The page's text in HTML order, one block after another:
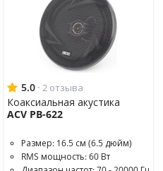
5.0 · 2 отзыва
Коаксиальная акустика
ACV PB-622
Размер: 16.5 см (6.5 дюйм)
RMS мощность: 60 Вт